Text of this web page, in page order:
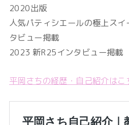
2020出版
人気パティシエールの極上ス
タビュー掲載
2023 新R25インタビュー掲載
平岡さちの経歴・自己紹介はこ